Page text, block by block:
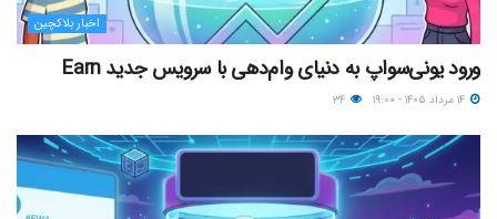
اخبار بلاکچین
ورود یونی‌سواپ به دنیای وام‌دهی با سرویس جدید Earn